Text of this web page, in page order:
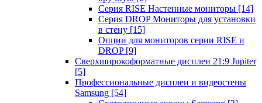
Серия RISE Настенные мониторы [14]
Серия DROP Мониторы для установки
в стену [15]
Опции для мониторов серии RISE и
DROP [9]
Сверхширокоформатные дисплеи 21:9 Jupiter
[5]
Профессиональные дисплеи и видеостены
Samsung [54]